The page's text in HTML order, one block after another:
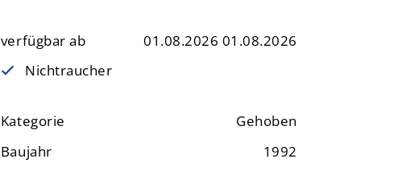
verfügbar ab
01.08.2026 01.08.2026
Nichtraucher
Kategorie
Gehoben
Baujahr
1992